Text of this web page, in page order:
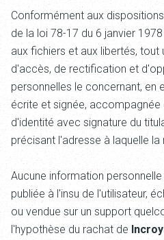
Conformément aux
de la loi 78-17 du 6 janvier
aux fichiers et aux libertés,
d'accès, de rectification et
personnelles le concernant, en
écrite et signée, accompagnée
d'identité avec signature du
précisant l'adresse à laquelle
Aucune information
publiée à l'insu de l'utilisateur,
ou vendue sur un support
l'hypothèse du rachat de